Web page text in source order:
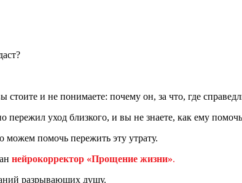
и не понимаете: почему он, за что, где
уход близкого, и вы не знаете, как ему
помочь пережить эту утрату.
нейрокорректор «Прощение жизни».
разрывающих душу.